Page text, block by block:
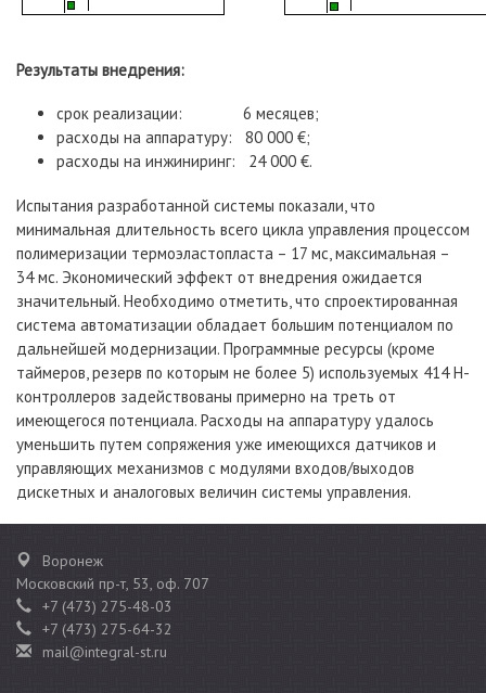
Результаты внедрения:
срок реализации: 6 месяцев;
расходы на аппаратуру: 80 000 €;
расходы на инжиниринг: 24 000 €.
Испытания разработанной системы показали, что
минимальная длительность всего цикла управления процессом
полимеризации термоэластопласта – 17 мс, максимальная –
34 мс. Экономический эффект от внедрения ожидается
значительный. Необходимо отметить, что спроектированная
система автоматизации обладает большим потенциалом по
дальнейшей модернизации. Программные ресурсы (кроме
таймеров, резерв по которым не более 5) используемых 414 H-
контроллеров задействованы примерно на треть от
имеющегося потенциала. Расходы на аппаратуру удалось
уменьшить путем сопряжения уже имеющихся датчиков и
управляющих механизмов с модулями входов/выходов
дискетных и аналоговых величин системы управления.
Воронеж
Московский пр-т, 53, оф. 707
+7 (473) 275-48-03
+7 (473) 275-64-32
mail@integral-st.ru